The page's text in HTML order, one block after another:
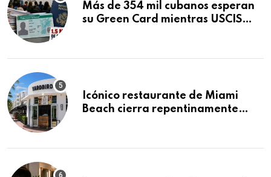
Más de 354 mil cubanos esperan
su Green Card mientras USCIS
Icónico restaurante de Miami
Beach cierra repentinamente